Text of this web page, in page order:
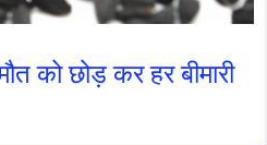
को छोड़ कर हर बीमारी